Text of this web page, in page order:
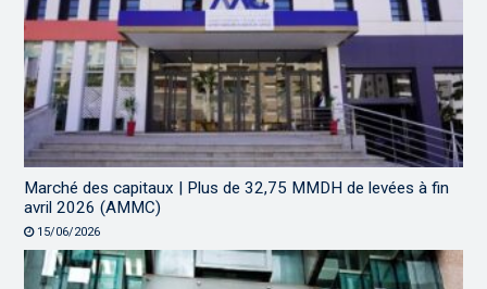
Marché des capitaux | Plus de 32,75 MMDH de levées à fin
avril 2026 (AMMC)
15/06/2026